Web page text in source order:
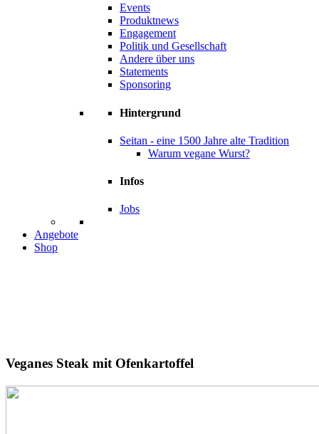
Events
Produktnews
Engagement
Politik und Gesellschaft
Andere über uns
Statements
Sponsoring
Hintergrund
Seitan - eine 1500 Jahre alte Tradition
Warum vegane Wurst?
Infos
Jobs
Angebote
Shop
Veganes Steak mit Ofenkartoffel